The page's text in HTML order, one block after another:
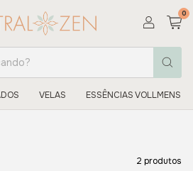
0
VELAS ESSÊNCIAS VOLLMENS
2 produtos